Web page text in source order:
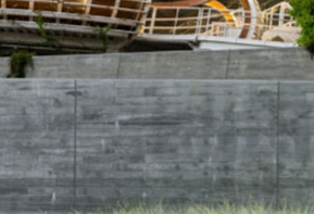
りの利益は 2.99 ドルで、前年度から
NVIDIA の創業者/CEO であるジェンス
論 AI による新たなスケーリング則が
量の増加はモデルをより優れたものに
します。」
「NVIDIAは、 Blackwell AI スーパー